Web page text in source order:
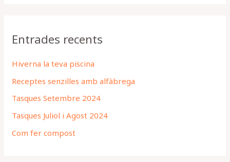
Entrades recents
Hiverna la teva piscina
Receptes senzilles amb alfàbrega
Tasques Setembre 2024
Tasques Juliol i Agost 2024
Com fer compost